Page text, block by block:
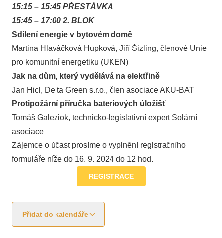
15:15 – 15:45 PŘESTÁVKA
15:45 – 17:00 2. BLOK
Sdílení energie v bytovém domě
Martina Hlaváčková Hupková, Jiří Šizling, členové Unie
pro komunitní energetiku (UKEN)
Jak na dům, který vydělává na elektřině
Jan Hicl, Delta Green s.r.o., člen asociace AKU-BAT
Protipožární příručka bateriových úložišť
Tomáš Galeziok, technicko-legislativní expert Solární
asociace
Zájemce o účast prosíme o vyplnění registračního
formuláře níže do 16. 9. 2024 do 12 hod.
REGISTRACE
Přidat do kalendáře